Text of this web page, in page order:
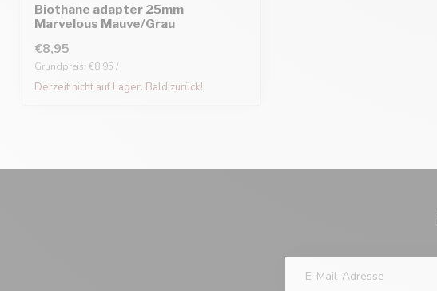
Biothane adapter 25mm
Marvelous Mauve/Grau
€8,95
Grundpreis: €8,95 /
Derzeit nicht auf Lager. Bald zurück!